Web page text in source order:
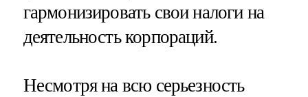
гармонизировать свои налоги на
деятельность корпораций.
Несмотря на всю серьезность